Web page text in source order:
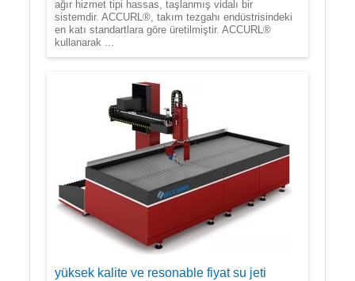
ağır hizmet tipi hassas, taşlanmış vidalı bir
sistemdir. ACCURL®, takım tezgahı endüstrisindeki
en katı standartlara göre üretilmiştir. ACCURL®
kullanarak ...
yüksek kalite ve resonable fiyat su jeti